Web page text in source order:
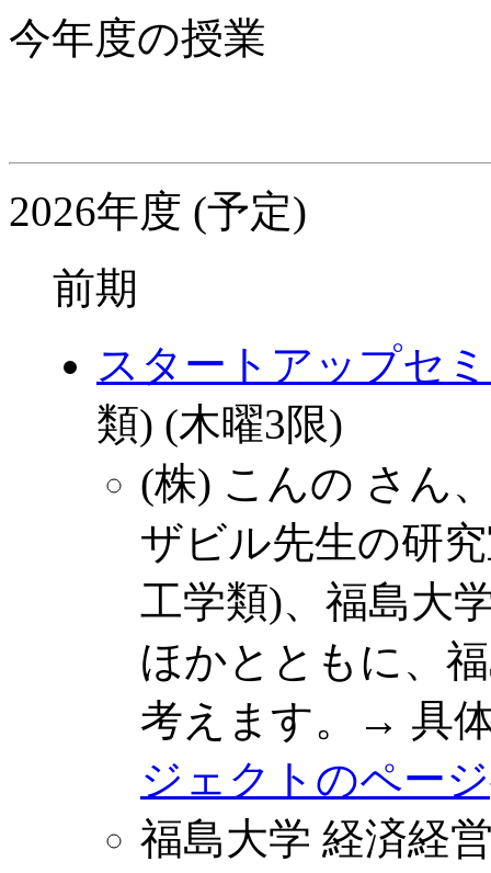
今年度の授業
2026年度 (予定)
前期
スタートアップセ
類) (木曜3限)
(株) こんの さん
ザビル先生の研
工学類)、福島大
ほかとともに、
考えます。→ 具
ジェクトのページ
福島大学 経済経